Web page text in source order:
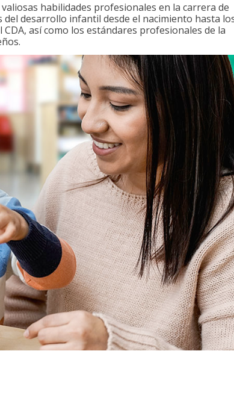
habilidades profesionales en la carrera de
desarrollo infantil desde el nacimiento hasta
así como los estándares profesionales de la